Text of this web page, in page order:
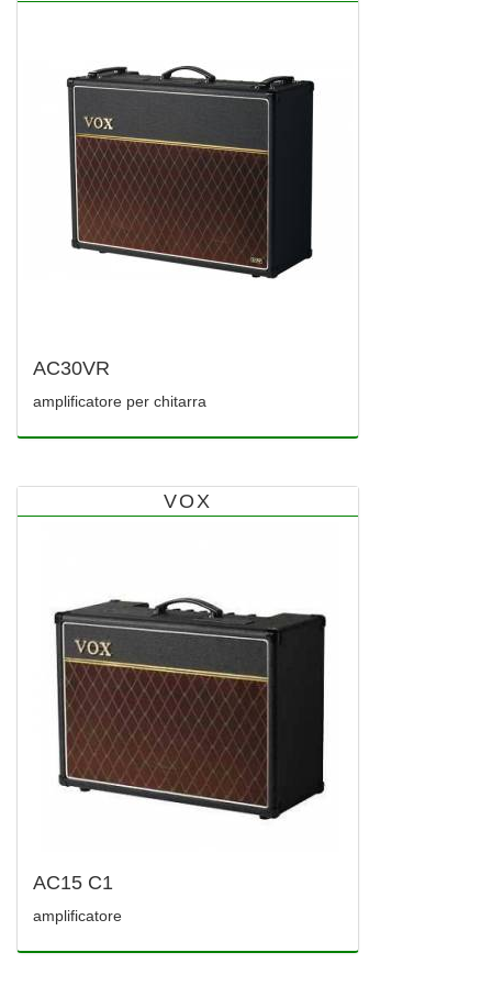
AC30VR
amplificatore per chitarra
VOX
AC15 C1
amplificatore